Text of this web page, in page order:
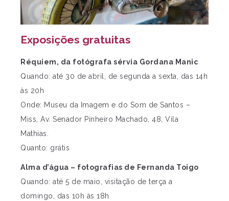
Exposições gratuitas
Réquiem, da fotógrafa sérvia Gordana Manic
Quando: até 30 de abril, de segunda a sexta, das 14h
às 20h
Onde: Museu da Imagem e do Som de Santos –
Miss, Av. Senador Pinheiro Machado, 48, Vila
Mathias.
Quanto: grátis
Alma d’água – fotografias de Fernanda Toigo
Quando: até 5 de maio, visitação de terça a
domingo, das 10h às 18h